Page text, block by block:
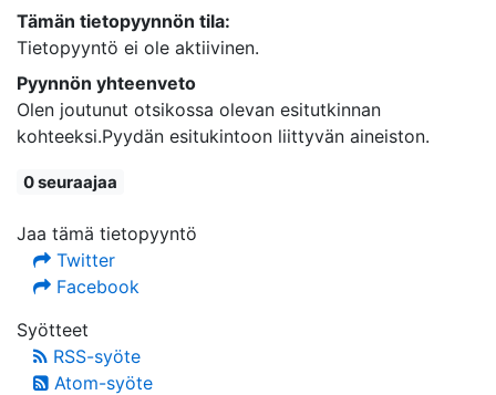
Tämän tietopyynnön tila:
Tietopyyntö ei ole aktiivinen.
Pyynnön yhteenveto
Olen joutunut otsikossa olevan esitutkinnan
kohteeksi.Pyydän esitukintoon liittyvän aineiston.
0 seuraajaa
Jaa tämä tietopyyntö
Twitter
Facebook
Syötteet
RSS-syöte
Atom-syöte